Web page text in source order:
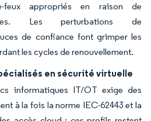
feux appropriés en raison de
Les perturbations de
de confiance font grimper les
les cycles de renouvellement.
en sécurité virtuelle
informatiques IT/OT exige des
à la fois la norme IEC-62443 et la